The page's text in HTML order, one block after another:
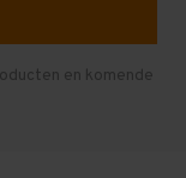
en komende